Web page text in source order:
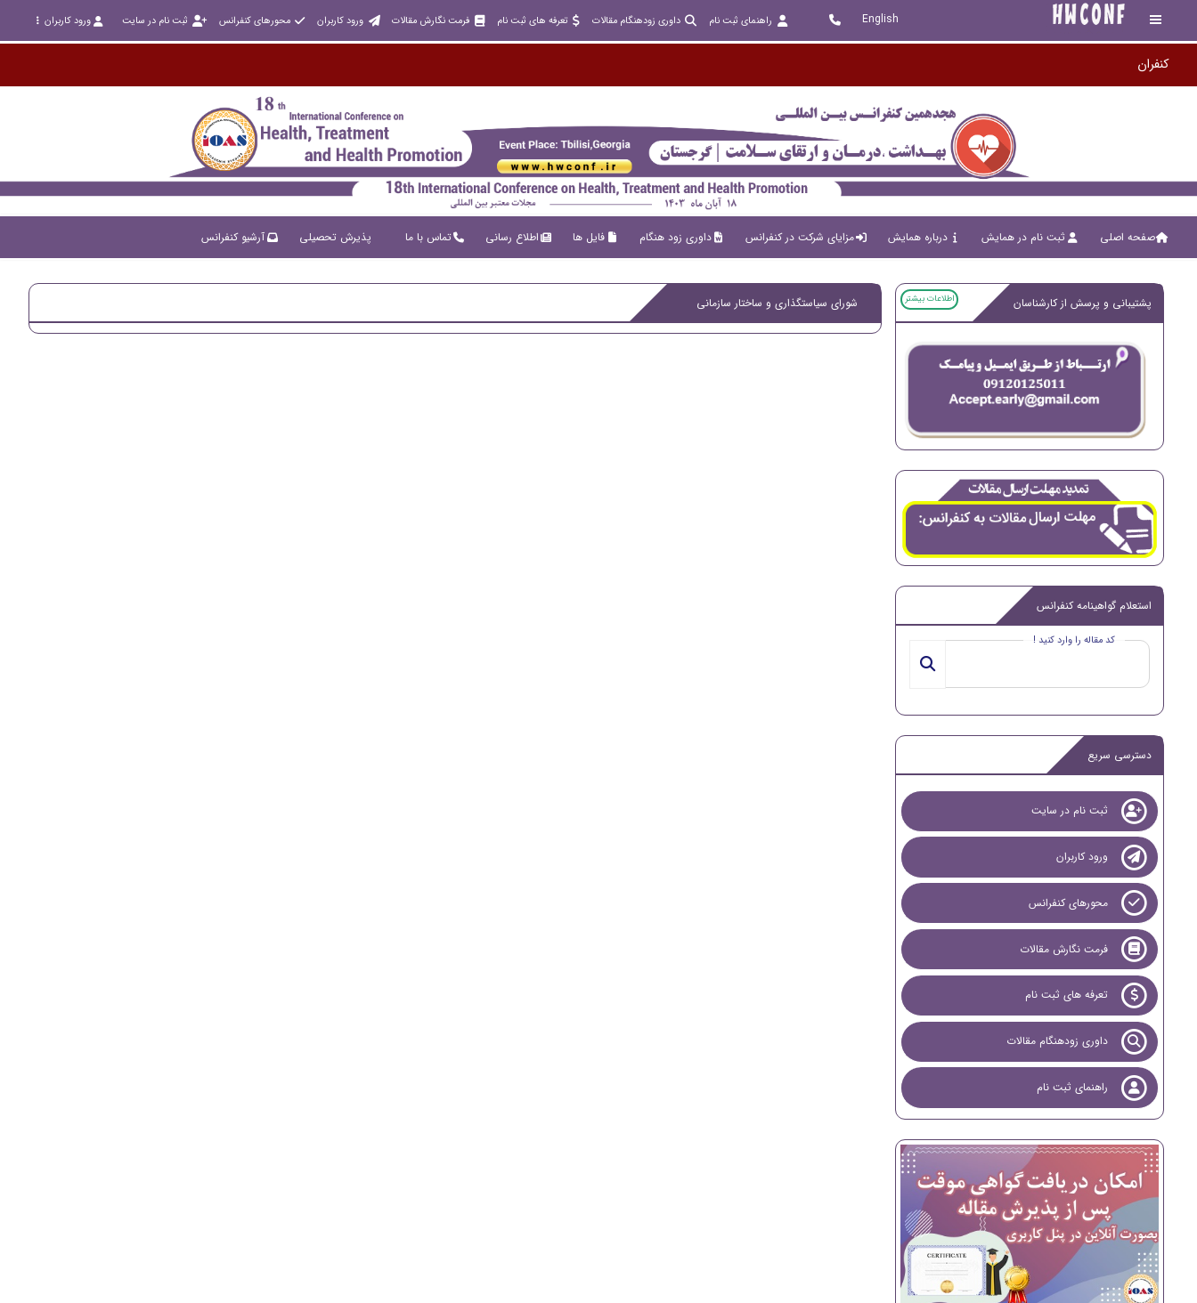
English راهنمای ثبت نام داوری زودهنگام مقالات تعرفه های ثبت نام فرمت نگارش مقالات ورود کاربران محورهای کنفرانس ثبت نام در سایت ورود کاربران
صفحه اصلی ثبت نام در همایش درباره همایش مزایای شرکت در کنفرانس داوری زود هنگام فایل ها اطلاع رسانی تماس با ما پذیرش تحصیلی آرشیو کنفرانس
پشتیبانی و پرسش از کارشناسان اطلاعات بیشتر
استعلام گواهینامه کنفرانس
کد مقاله را وارد کنید !
دسترسی سریع
ثبت نام در سایت
ورود کاربران
محورهای کنفرانس
فرمت نگارش مقالات
تعرفه های ثبت نام
داوری زودهنگام مقالات
راهنمای ثبت نام
شورای سیاستگذاری و ساختار سازمانی